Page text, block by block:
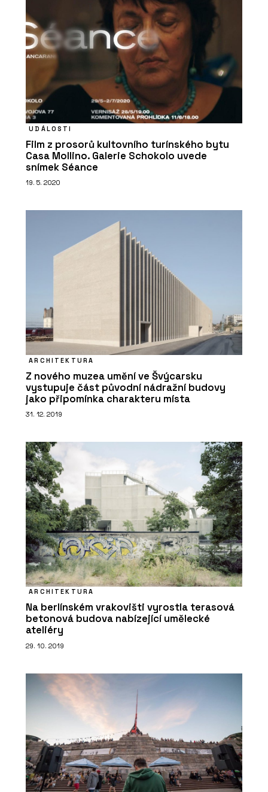
Nerezový dřez Box Pro - Franke
PRODUKTY
Filtrační baterie Vital Tap - Franke
Indukční varná deska Mythos 2Gether
Icon Steel s odsavačem par - Franke
PRODUKTY
Filtrační baterie Mythos Water Hub All
UDÁLOSTI
Film z prosorů kultovního turínského bytu
Casa Mollino. Galerie Schokolo uvede
snímek Séance
19. 5. 2020
ARCHITEKTURA
Z nového muzea umění ve Švýcarsku
vystupuje část původní nádražní budovy
jako připomínka charakteru místa
31. 12. 2019
ARCHITEKTURA
Na berlínském vrakovišti vyrostla terasová
betonová budova nabízející umělecké
ateliéry
29. 10. 2019